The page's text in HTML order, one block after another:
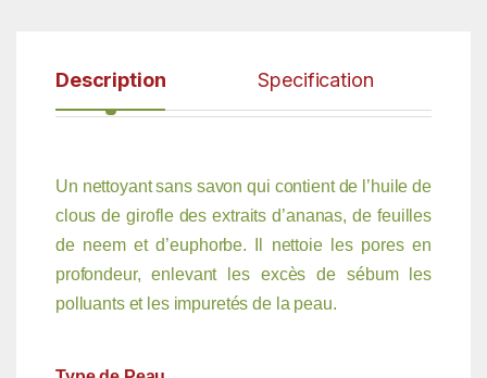
Description Specification
Un nettoyant sans savon qui contient de l’huile de
clous de girofle des extraits d’ananas, de feuilles
de neem et d’euphorbe. Il nettoie les pores en
profondeur, enlevant les excès de sébum les
polluants et les impuretés de la peau.